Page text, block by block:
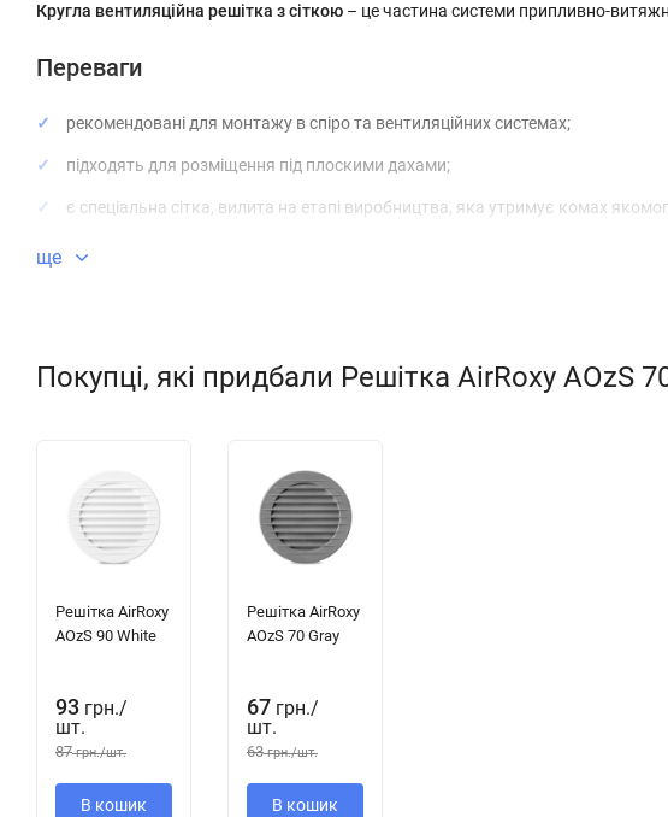
Кругла вентиляційна решітка з сіткою – це частина системи припливно-
Переваги
рекомендовані для монтажу в спіро та вентиляційних системах;
підходять для розміщення під плоскими дахами;
є спеціальна сітка, вилита на етапі виробництва, яка утримує комах
представлені в різних кольорах (білий, коричневий, сірий).
не пошкоджується.
Сітка має колір решітки, тому вона назавжди зберігає свої естетичні
приміщення, де розташована наша вентиляційна решітка, не мають
ще
Покупці, які придбали Решітка AirRoxy AOzS
Решітка AirRoxy
AOzS 90 White
93 грн./
шт.
87 грн./шт.
В кошик
Решітка AirRoxy
AOzS 70 Gray
67 грн./
шт.
63 грн./шт.
В кошик